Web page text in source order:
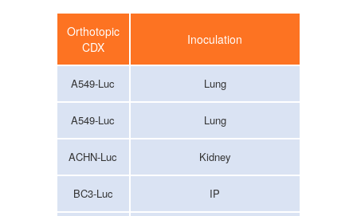
Orthotopic
CDX
Inoculation
A549-Luc Lung
A549-Luc Lung
ACHN-Luc Kidney
BC3-Luc IP